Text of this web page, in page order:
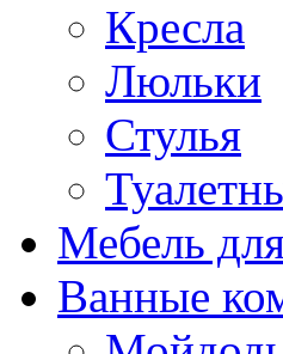
Кресла
Люльки
Стулья
Мебель
Ванные